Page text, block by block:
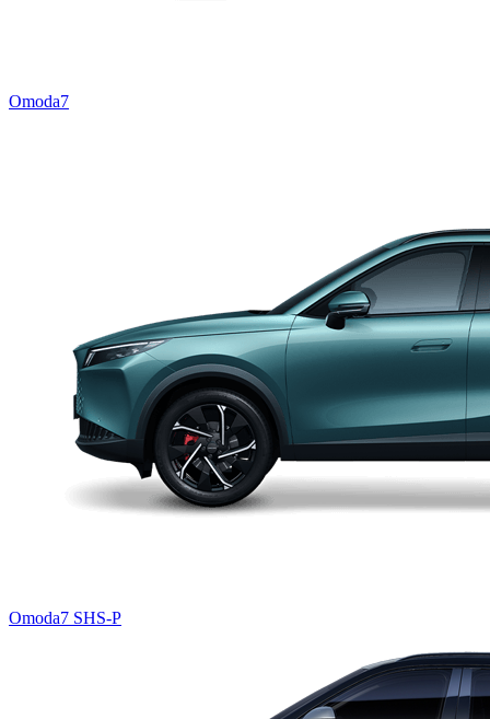
Omoda7
Omoda7 SHS-P